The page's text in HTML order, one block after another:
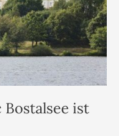
Bostalsee ist